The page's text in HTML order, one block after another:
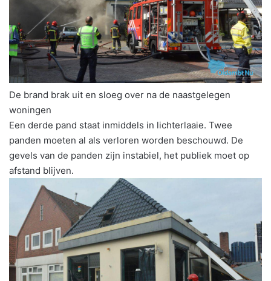
De brand brak uit en sloeg over na de naastgelegen
woningen
Een derde pand staat inmiddels in lichterlaaie. Twee
panden moeten al als verloren worden beschouwd. De
gevels van de panden zijn instabiel, het publiek moet op
afstand blijven.